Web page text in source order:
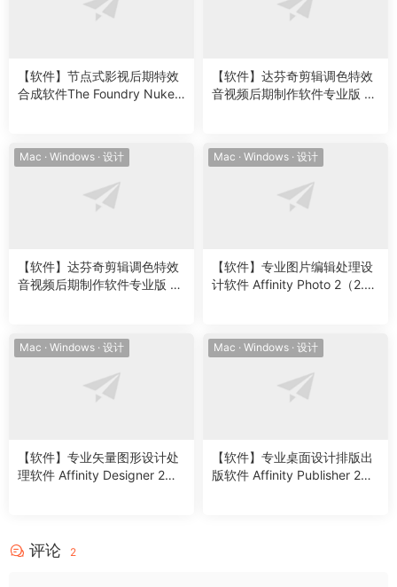
【软件】节点式影视后期特效
合成软件The Foundry Nuke
【软件】达芬奇剪辑调色特效
音视频后期制作软件专业版 D
Mac · Windows · 设计
【软件】达芬奇剪辑调色特效
音视频后期制作软件专业版 D
Mac · Windows · 设计
【软件】专业图片编辑处理设
计软件 Affinity Photo 2（2.5.
Mac · Windows · 设计
【软件】专业矢量图形设计处
理软件 Affinity Designer 2
Mac · Windows · 设计
【软件】专业桌面设计排版出
版软件 Affinity Publisher 2
评论 2